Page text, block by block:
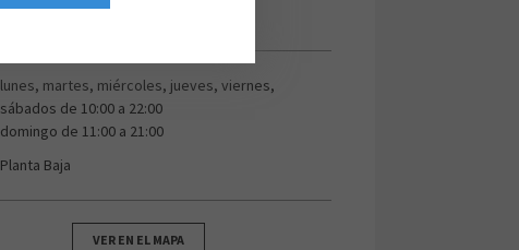
lunes, martes, miércoles, jueves, viernes,
sábados de 10:00 a 22:00
domingo de 11:00 a 21:00
Planta Baja
VER EN EL MAPA